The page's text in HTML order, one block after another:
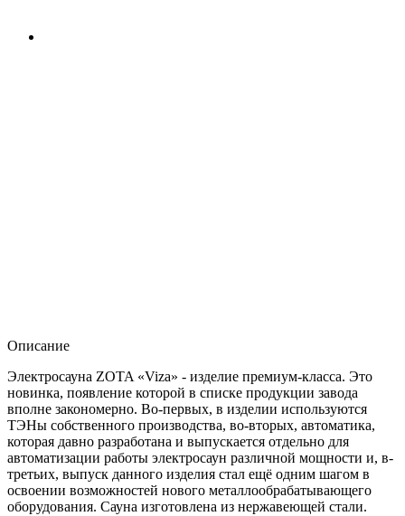
Описание
Электросауна ZOTA «Viza» - изделие премиум-класса. Это
новинка, появление которой в списке продукции завода
вполне закономерно. Во-первых, в изделии используются
ТЭНы собственного производства, во-вторых, автоматика,
которая давно разработана и выпускается отдельно для
автоматизации работы электросаун различной мощности и, в-
третьих, выпуск данного изделия стал ещё одним шагом в
освоении возможностей нового металлообрабатывающего
оборудования. Сауна изготовлена из нержавеющей стали.